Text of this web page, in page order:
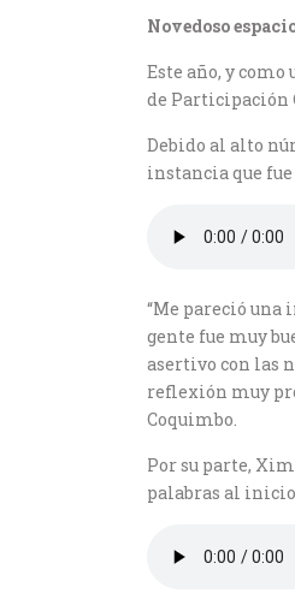
Novedoso
Este año, y
de Participación
Debido al alto
instancia que
“Me pareció una
gente fue muy
asertivo con las
reflexión muy
Coquimbo.
Por su parte,
palabras al